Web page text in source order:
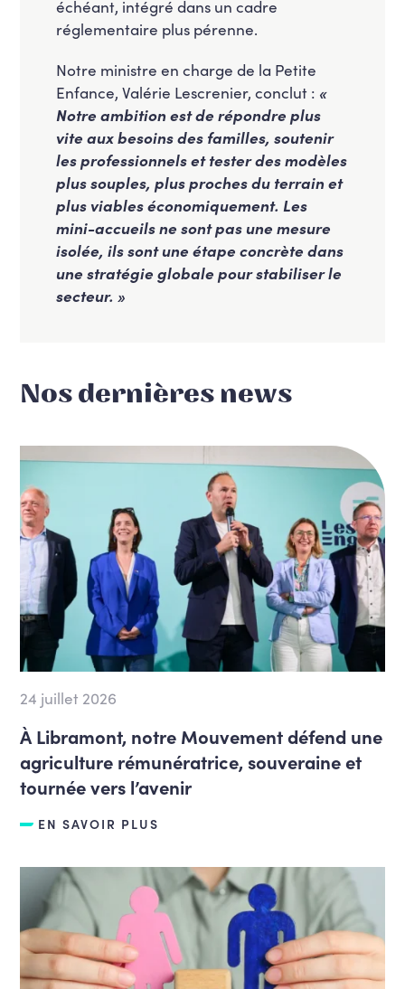
échéant, intégré dans un cadre
réglementaire plus pérenne.
Notre ministre en charge de la Petite
Enfance, Valérie Lescrenier, conclut : «
Notre ambition est de répondre plus
vite aux besoins des familles, soutenir
les professionnels et tester des modèles
plus souples, plus proches du terrain et
plus viables économiquement. Les
mini-accueils ne sont pas une mesure
isolée, ils sont une étape concrète dans
une stratégie globale pour stabiliser le
secteur. »
Nos dernières news
24 juillet 2026
À Libramont, notre Mouvement défend une
agriculture rémunératrice, souveraine et
tournée vers l’avenir
EN SAVOIR PLUS